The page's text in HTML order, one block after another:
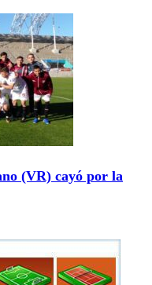
(VR) cayó por la